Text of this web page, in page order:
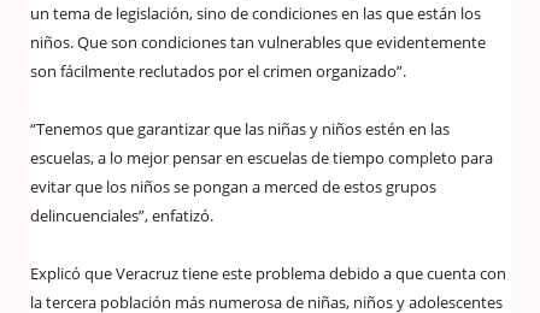
un tema de legislación, sino de condiciones en las que están los
niños. Que son condiciones tan vulnerables que evidentemente
son fácilmente reclutados por el crimen organizado”.
“Tenemos que garantizar que las niñas y niños estén en las
escuelas, a lo mejor pensar en escuelas de tiempo completo para
evitar que los niños se pongan a merced de estos grupos
delincuenciales”, enfatizó.
Explicó que Veracruz tiene este problema debido a que cuenta con
la tercera población más numerosa de niñas, niños y adolescentes